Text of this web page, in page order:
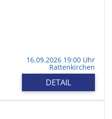
16.09.2026 19:00 Uhr
Rattenkirchen
DETAIL